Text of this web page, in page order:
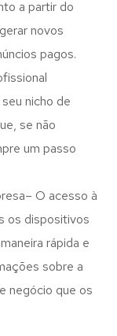
a partir do
novos
pagos.
nicho de
se não
um passo
O acesso à
os dispositivos
rápida e
sobre a
negócio que os